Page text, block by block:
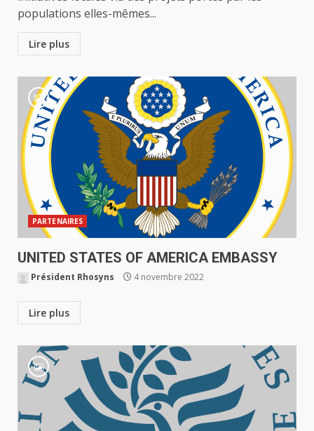
populations elles-mêmes...
Lire plus
PARTENAIRES
UNITED STATES OF AMERICA EMBASSY
Président Rhosyns 4 novembre 2022
Lire plus